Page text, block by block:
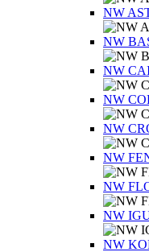
NW
NW
NW
NW
NW
NW
NW
NW
NW